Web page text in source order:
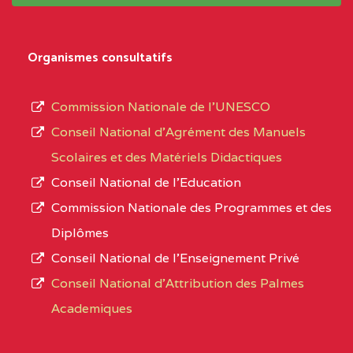
D'ENSEIGNEMENT
PROFESSIONNEL
(CEGEP) STE FOI BP
:4740 YAOUNDE
CENTRE
COLLEGE PANAFRICAIN
DE L'EXCELLENCE BP
CENTRE
COLLEGE PRIVE
type
L’offre
d’éducation
de
Organismes consultatifs
Commission Nationale de l’UNESCO
Conseil National d’Agrément des Manuels
Scolaires et des Matériels Didactiques
Conseil National de l’Education
Commission Nationale des Programmes et des
Diplômes
Conseil National de l’Enseignement Privé
Conseil National d'Attribution des Palmes
Academiques